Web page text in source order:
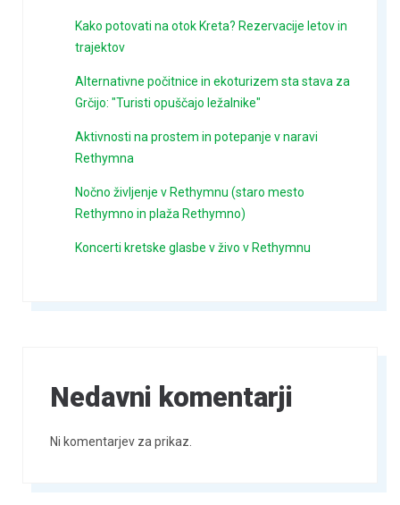
Kako potovati na otok Kreta? Rezervacije letov in
trajektov
Alternativne počitnice in ekoturizem sta stava za
Grčijo: "Turisti opuščajo ležalnike"
Aktivnosti na prostem in potepanje v naravi
Rethymna
Nočno življenje v Rethymnu (staro mesto
Rethymno in plaža Rethymno)
Koncerti kretske glasbe v živo v Rethymnu
Nedavni komentarji
Ni komentarjev za prikaz.